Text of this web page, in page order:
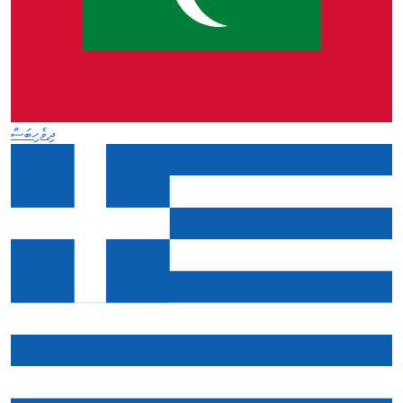
ދިވެހިބަސް